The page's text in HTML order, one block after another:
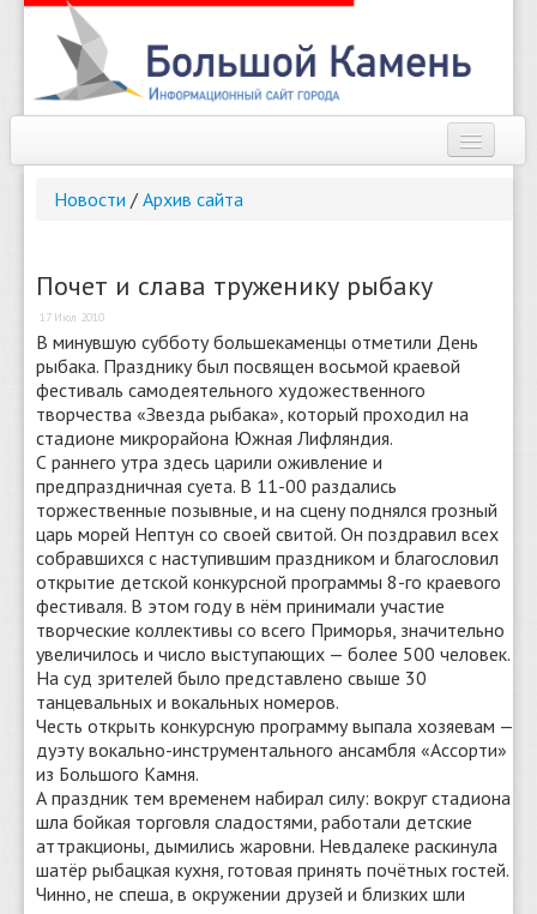
Справочник
Погода
О сайте
Новости / Архив сайта
Почет и слава труженику рыбаку
17 Июл 2010
В минувшую субботу большекаменцы отметили День
рыбака. Празднику был посвящен восьмой краевой
фестиваль самодеятельного художественного
творчества «Звезда рыбака», который проходил на
стадионе микрорайона Южная Лифляндия.
С раннего утра здесь царили оживление и
предпраздничная суета. В 11-00 раздались
торжественные позывные, и на сцену поднялся грозный
царь морей Нептун со своей свитой. Он поздравил всех
собравшихся с наступившим праздником и благословил
открытие детской конкурсной программы 8-го краевого
фестиваля. В этом году в нём принимали участие
творческие коллективы со всего Приморья, значительно
увеличилось и число выступающих — более 500 человек.
На суд зрителей было представлено свыше 30
танцевальных и вокальных номеров.
Честь открыть конкурсную программу выпала хозяевам —
дуэту вокально-инструментального ансамбля «Ассорти»
из Большого Камня.
А праздник тем временем набирал силу: вокруг стадиона
шла бойкая торговля сладостями, работали детские
аттракционы, дымились жаровни. Невдалеке раскинула
шатёр рыбацкая кухня, готовая принять почётных гостей.
Чинно, не спеша, в окружении друзей и близких шли